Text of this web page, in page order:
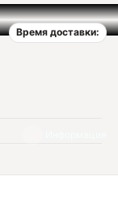
Время доставки: